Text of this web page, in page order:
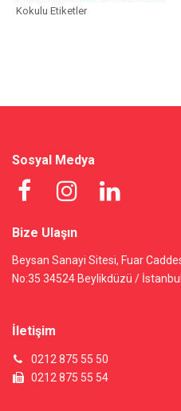
Kokulu Etiketler
Sosyal Medya
Bize Ulaşın
Beysan Sanayi Sitesi, Fuar
No:35 34524 Beylikdüzü /
İletişim
0212 875 55 50
0212 875 55 54